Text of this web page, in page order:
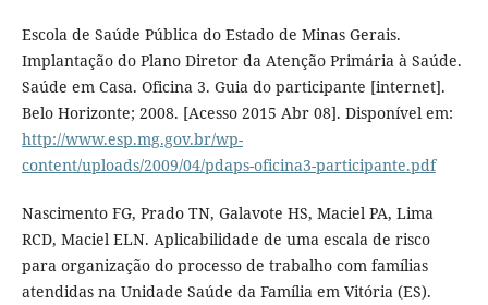
Escola de Saúde Pública do Estado de Minas Gerais.
Implantação do Plano Diretor da Atenção Primária à Saúde.
Saúde em Casa. Oficina 3. Guia do participante [internet].
Belo Horizonte; 2008. [Acesso 2015 Abr 08]. Disponível em:
http://www.esp.mg.gov.br/wp-
content/uploads/2009/04/pdaps-oficina3-participante.pdf
Nascimento FG, Prado TN, Galavote HS, Maciel PA, Lima
RCD, Maciel ELN. Aplicabilidade de uma escala de risco
para organização do processo de trabalho com famílias
atendidas na Unidade Saúde da Família em Vitória (ES).